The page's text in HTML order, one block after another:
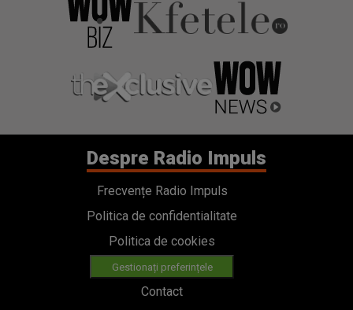
Despre Radio Impuls
Frecvențe Radio Impuls
Politica de confidentialitate
Politica de cookies
Gestionați preferințele
Contact